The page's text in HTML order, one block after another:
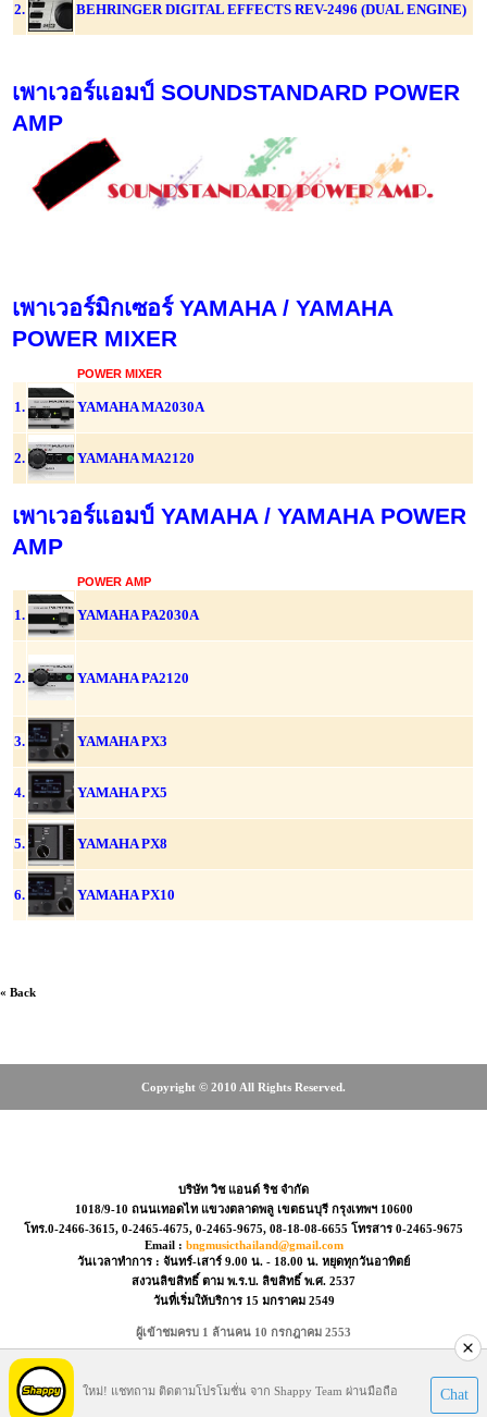
2. BEHRINGER DIGITAL EFFECTS REV-2496 (DUAL ENGINE)
เพาเวอร์แอมป์ SOUNDSTANDARD POWER
AMP
เพาเวอร์มิกเซอร์ YAMAHA / YAMAHA
POWER MIXER
POWER MIXER
1. YAMAHA MA2030A
2. YAMAHA MA2120
เพาเวอร์แอมป์ YAMAHA / YAMAHA POWER
AMP
POWER AMP
1. YAMAHA PA2030A
2. YAMAHA PA2120
3. YAMAHA PX3
4. YAMAHA PX5
5. YAMAHA PX8
6. YAMAHA PX10
« Back
Copyright © 2010 All Rights Reserved.
บริษัท วิช แอนด์ ริช จำกัด
1018/9-10 ถนนเทอดไท แขวงตลาดพลู เขตธนบุรี กรุงเทพฯ 10600
โทร.0-2466-3615, 0-2465-4675, 0-2465-9675, 08-18-08-6655 โทรสาร 0-2465-9675
Email : bngmusicthailand@gmail.com
วันเวลาทำการ : จันทร์-เสาร์ 9.00 น. - 18.00 น. หยุดทุกวันอาทิตย์
สงวนลิขสิทธิ์ ตาม พ.ร.บ. ลิขสิทธิ์ พ.ศ. 2537
วันที่เริ่มให้บริการ 15 มกราคม 2549
ผู้เข้าชมครบ 1 ล้านคน 10 กรกฎาคม 2553
Visitors : 39675035
ใหม่! แชทถาม ติดตามโปรโมชั่น จาก Shappy Team ผ่านมือถือ Chat